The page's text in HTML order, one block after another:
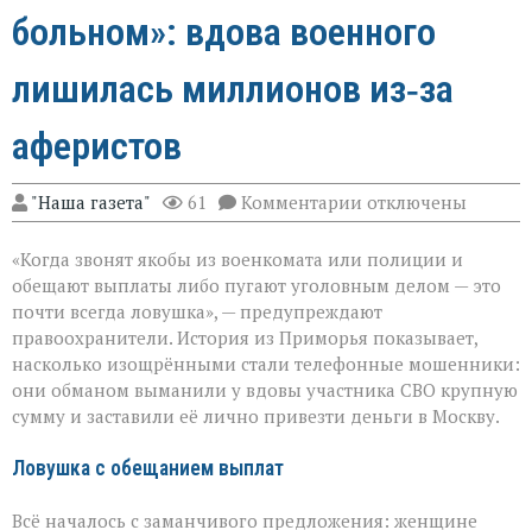
больном»: вдова военного
лишилась миллионов из‑за
аферистов
"Наша газета" 61 Комментарии к
записи
сыграли
на
самом
больном»:
вдова
военного
лишилась
миллионов
из‑за
отключены
«Когда звонят якобы из военкомата или полиции и
обещают выплаты либо пугают уголовным делом — это
почти всегда ловушка», — предупреждают
правоохранители. История из Приморья показывает,
насколько изощрёнными стали телефонные мошенники:
они обманом выманили у вдовы участника СВО крупную
сумму и заставили её лично привезти деньги в Москву.
Ловушка с обещанием выплат
Всё началось с заманчивого предложения: женщине